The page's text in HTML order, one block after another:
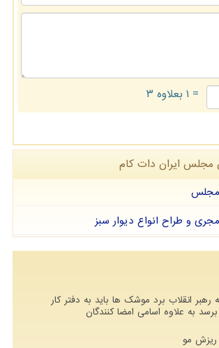
= ۱ بعلاوه ۳
مجلس ایران دات كام
مجلس
و طراح انواع دیوار سبز
به رهبر انقلاب برد موشک ها باید به دفتر کار
به علاوه اسامی امضا کنندگان
مو